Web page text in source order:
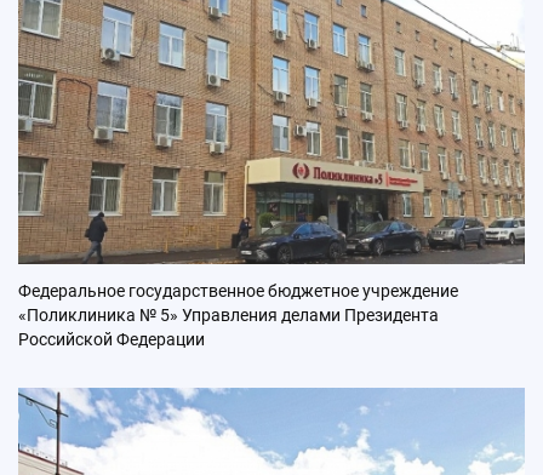
Федеральное государственное бюджетное учреждение
«Поликлиника № 5» Управления делами Президента
Российской Федерации